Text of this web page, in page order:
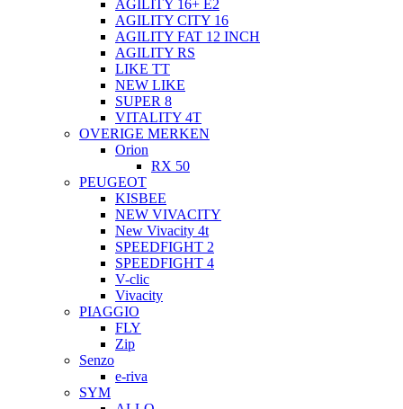
AGILITY 16+ E2
AGILITY CITY 16
AGILITY FAT 12 INCH
AGILITY RS
LIKE TT
NEW LIKE
SUPER 8
VITALITY 4T
OVERIGE MERKEN
Orion
RX 50
PEUGEOT
KISBEE
NEW VIVACITY
New Vivacity 4t
SPEEDFIGHT 2
SPEEDFIGHT 4
V-clic
Vivacity
PIAGGIO
FLY
Zip
Senzo
e-riva
SYM